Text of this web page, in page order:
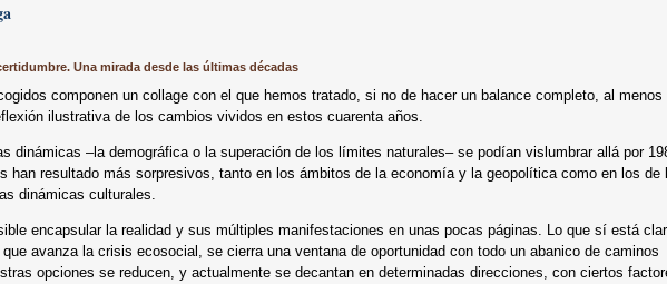
Una mirada desde las últimas décadas
componen un collage con el que hemos tratado, si no de hacer un balance completo, al
ilustrativa de los cambios vividos en estos cuarenta años.
dinámicas –la demográfica o la superación de los límites naturales– se podían vislumbrar allá por
han resultado más sorpresivos, tanto en los ámbitos de la economía y la geopolítica como en los de
dinámicas culturales.
encapsular la realidad y sus múltiples manifestaciones en unas pocas páginas. Lo que sí está
avanza la crisis ecosocial, se cierra una ventana de oportunidad con todo un abanico de caminos
opciones se reducen, y actualmente se decantan en determinadas direcciones, con ciertos